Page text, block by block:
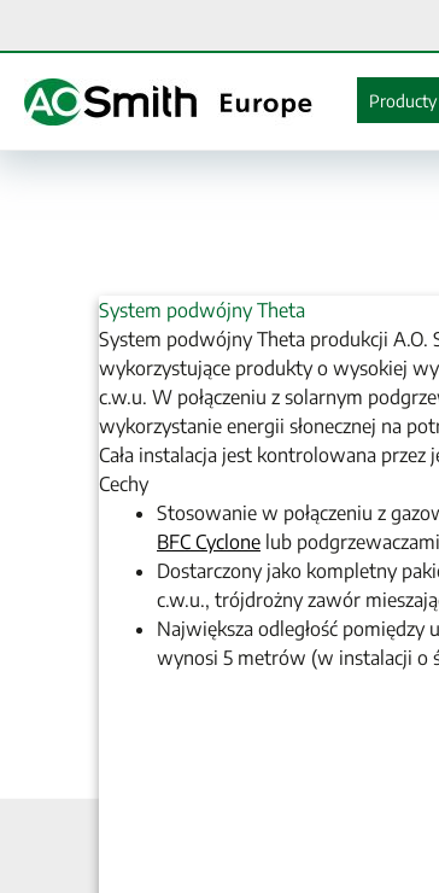
Producty
System podwójny Theta
System podwójny Theta produkcji
wykorzystujące produkty o wysokiej
c.w.u. W połączeniu z solarnym
wykorzystanie energii słonecznej na
Cała instalacja jest kontrolowana przez
Cechy
Stosowanie w połączeniu z
BFC Cyclone lub
Dostarczony jako kompletny
c.w.u., trójdrożny zawór
Największa odległość
wynosi 5 metrów (w instalacji o